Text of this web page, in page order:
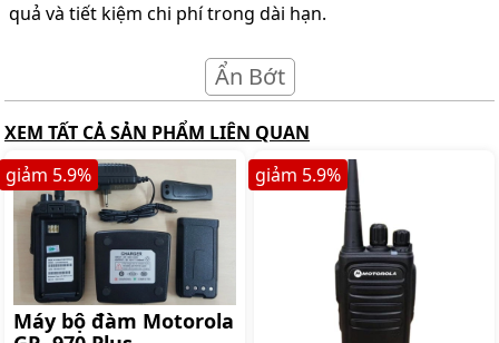
quả và tiết kiệm chi phí trong dài hạn.
Ẩn Bớt
XEM TẤT CẢ SẢN PHẨM LIÊN QUAN
Máy bộ đàm Motorola
giảm 5.9% giảm 5.9%